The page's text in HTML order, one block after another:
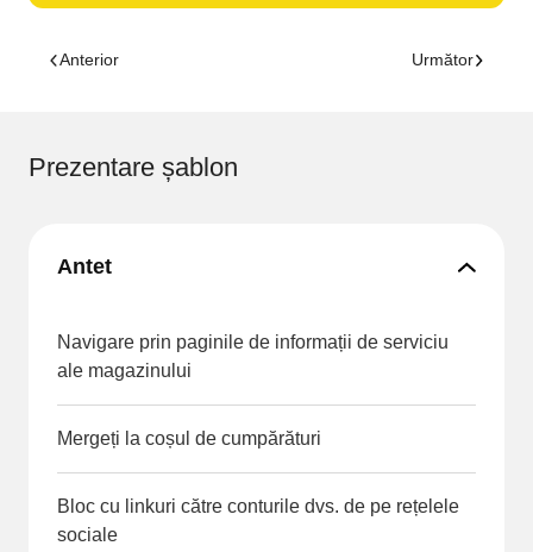
Anterior Următor
Prezentare șablon
Antet
Navigare prin paginile de informații de serviciu
ale magazinului
Mergeți la coșul de cumpărături
Bloc cu linkuri către conturile dvs. de pe rețelele
sociale